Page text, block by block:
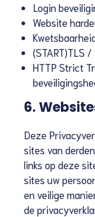
Login
Website
(START)TLS
HTTP Strict
6.
Deze
sites van
links op deze
sites uw
en veilige
de